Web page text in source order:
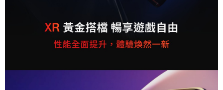
４．使用「AFTEE先享後付」時，將依據個別帳號之用戶狀況，依本公司即
時審查核予不同之上限額度；若仍有額度不足之情形，本公司將視審查結果
請求用戶進行身份認證。
恩沛科技股份有限公司將有權停止該用戶之使用額度並採取法律行動。